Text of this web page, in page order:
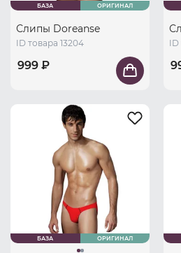
БАЗА ОРИГИНАЛ
Слипы Doreanse
ID товара 13204
999 ₽
ID
БАЗА ОРИГИНАЛ